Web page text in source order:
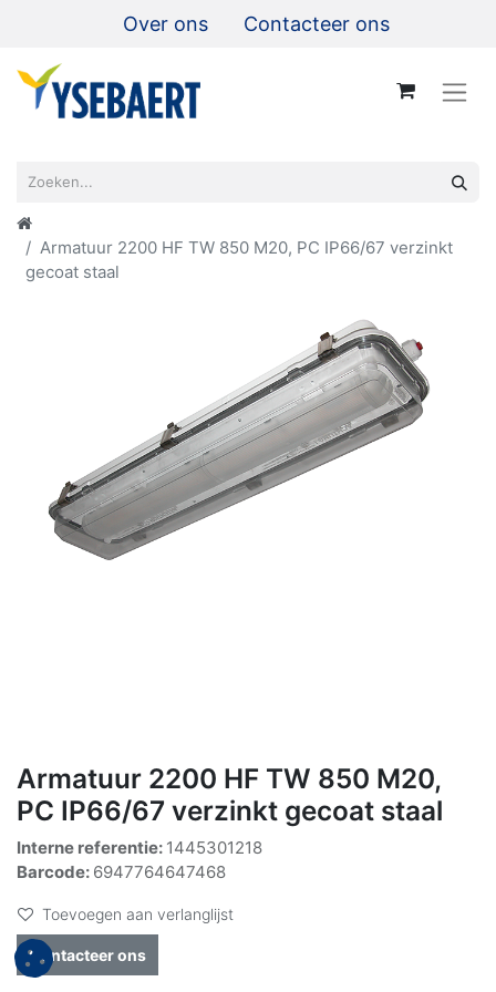
Over ons Contacteer ons
Armatuur 2200 HF TW 850 M20, PC IP66/67 verzinkt
gecoat staal
Armatuur 2200 HF TW 850 M20,
PC IP66/67 verzinkt gecoat staal
Interne referentie: 1445301218
Barcode: 6947764647468
Toevoegen aan verlanglijst
Contacteer ons